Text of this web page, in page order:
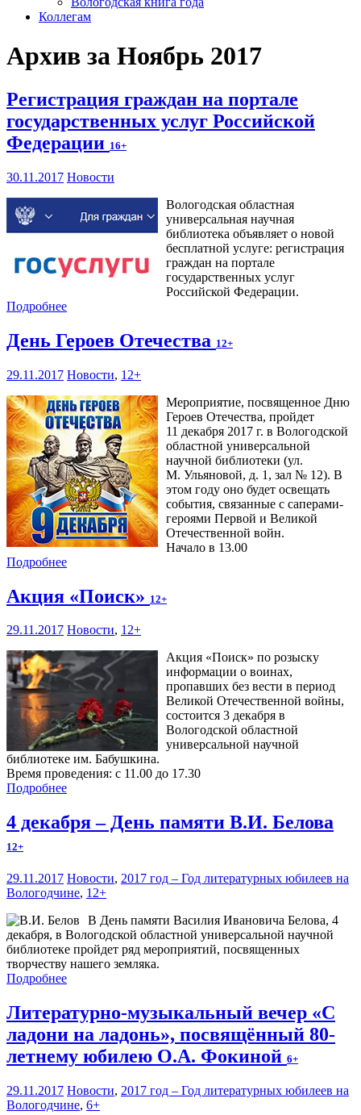
Коллегам
Архив за Ноябрь 2017
Регистрация граждан на портале
государственных услуг Российской
Федерации 16+
30.11.2017 Новости
Вологодская областная
универсальная научная
библиотека объявляет о новой
бесплатной услуге: регистрация
граждан на портале
государственных услуг
Российской Федерации.
Подробнее
День Героев Отечества 12+
29.11.2017 Новости, 12+
Мероприятие, посвященное Дню
Героев Отечества, пройдет
11 декабря 2017 г. в Вологодской
областной универсальной
научной библиотеки (ул.
М. Ульяновой, д. 1, зал № 12). В
этом году оно будет освещать
события, связанные с саперами-
героями Первой и Великой
Отечественной войн.
Начало в 13.00
Подробнее
Акция «Поиск» 12+
29.11.2017 Новости, 12+
Акция «Поиск» по розыску
информации о воинах,
пропавших без вести в период
Великой Отечественной войны,
состоится 3 декабря в
Вологодской областной
универсальной научной
библиотеке им. Бабушкина.
Время проведения: с 11.00 до 17.30
Подробнее
4 декабря – День памяти В.И. Белова
12+
29.11.2017 Новости, 2017 год – Год литературных юбилеев на
Вологодчине, 12+
В День памяти Василия Ивановича Белова, 4
декабря, в Вологодской областной универсальной научной
библиотеке пройдет ряд мероприятий, посвященных
творчеству нашего земляка.
Подробнее
Литературно-музыкальный вечер «С
ладони на ладонь», посвящённый 80-
летнему юбилею О.А. Фокиной 6+
29.11.2017 Новости, 2017 год – Год литературных юбилеев на
Вологодчине, 6+